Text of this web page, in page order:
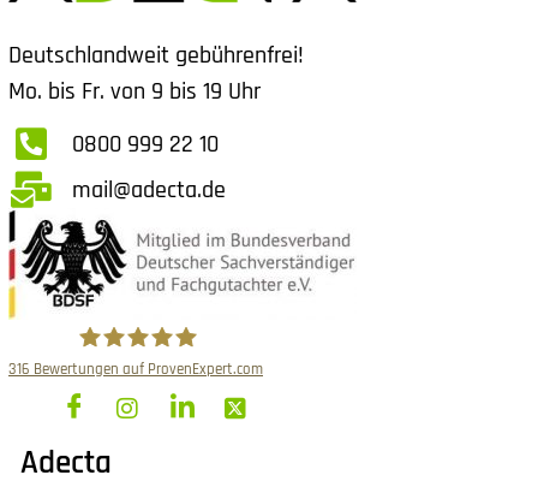
Deutschlandweit gebührenfrei!
Mo. bis Fr. von 9 bis 19 Uhr
0800 999 22 10
mail@adecta.de
ADECTA KG
316 Bewertungen auf ProvenExpert.com
Adecta